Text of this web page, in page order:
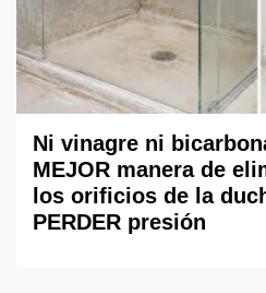
Ni vinagre ni
MEJOR manera de
los orificios de la
PERDER presión